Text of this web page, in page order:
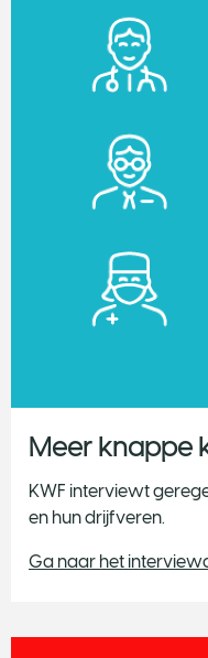
Meer knappe
KWF interviewt
en hun drijfveren.
Ga naar het